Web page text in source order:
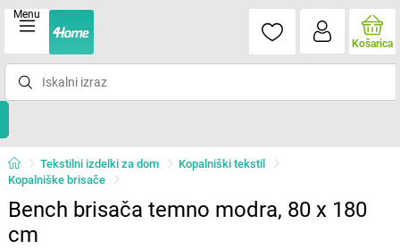
Menu
Košarica
Tekstilni izdelki za dom
Kopalniški tekstil
Kopalniške brisače
Bench brisača temno modra, 80 x 180
cm